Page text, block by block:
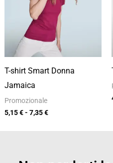
T-shirt Smart Donna
Jamaica
Promozionale
5,15€- 7,35€
7,35 €